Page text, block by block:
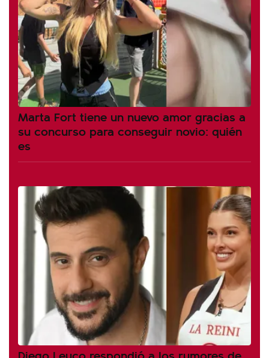
Marta Fort tiene un nuevo amor gracias a
su concurso para conseguir novio: quién
es